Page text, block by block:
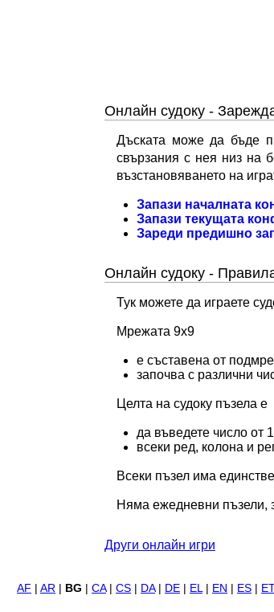
Онлайн судоку -
Дъската може да бъде
свързания с нея низ на
възстановяването на
Запази началната
Запази текущата
Зареди предишно
Онлайн судоку -
Тук можете да играете
Мрежата 9x9
е съставена от
започва с различни
Целта на судоку пъзела е
да въведете число от
всеки ред, колона и
Всеки пъзел има
Няма ежедневни пъзели,
Други онлайн игри
AF AR BG CA| CS DA| DE EL| EN ES